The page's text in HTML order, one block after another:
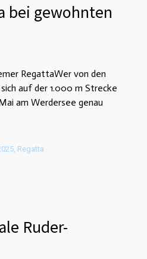
bei gewohnten
RegattaWer von den
auf der 1.000 m Strecke
am Werdersee genau
, Regatta
Ruder-